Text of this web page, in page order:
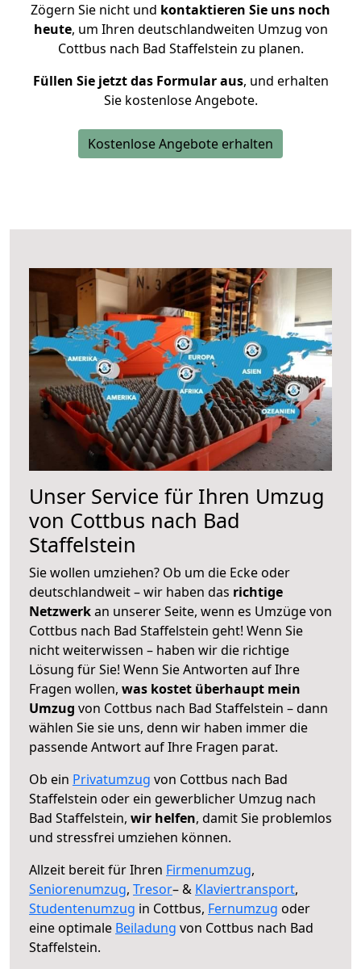
Zögern Sie nicht und kontaktieren Sie uns noch
heute, um Ihren deutschlandweiten Umzug von
Cottbus nach Bad Staffelstein zu planen.
Füllen Sie jetzt das Formular aus, und erhalten
Sie kostenlose Angebote.
Kostenlose Angebote erhalten
Unser Service für Ihren Umzug
von Cottbus nach Bad
Staffelstein
Sie wollen umziehen? Ob um die Ecke oder
deutschlandweit – wir haben das richtige
Netzwerkan unserer Seite, wenn es Umzüge von
Cottbus nach Bad Staffelstein geht! Wenn Sie
nicht weiterwissen – haben wir die richtige
Lösung für Sie! Wenn Sie Antworten auf Ihre
Fragen wollen, was kostet überhaupt mein
Umzug von Cottbus nach Bad Staffelstein – dann
wählen Sie sie uns, denn wir haben immer die
passende Antwort auf Ihre Fragen parat.
Ob ein Privatumzug von Cottbus nach Bad
Staffelstein oder ein gewerblicher Umzug nach
Bad Staffelstein, wir helfen, damit Sie problemlos
und stressfrei umziehen können.
Allzeit bereit für Ihren Firmenumzug,
Seniorenumzug, Tresor– & Klaviertransport,
Studentenumzug in Cottbus, Fernumzug oder
eine optimale Beiladung von Cottbus nach Bad
Staffelstein.